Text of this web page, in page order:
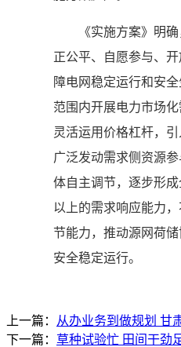
《实施方案》明确
正公平、自愿参与、
障电网稳定运行和安
范围内开展电力市场
灵活运用价格杠杆，引
广泛发动需求侧资源
体自主调节，逐步形
以上的需求响应能力
节能力，推动源网荷
安全稳定运行。
上一篇：
从办业务到做规划 甘
下一篇： 草种试验忙 田间干劲